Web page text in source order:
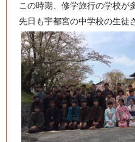
この時期、修学旅行の学校が
先日も宇都宮の中学校の生徒